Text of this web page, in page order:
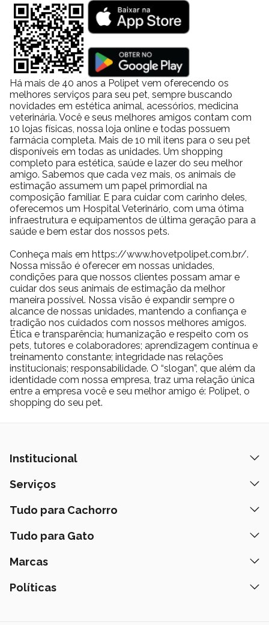
Há mais de 40 anos a Polipet vem oferecendo os
melhores serviços para seu pet, sempre buscando
novidades em estética animal, acessórios, medicina
veterinária. Você e seus melhores amigos contam com
10 lojas físicas, nossa loja online e todas possuem
farmácia completa. Mais de 10 mil itens para o seu pet
disponíveis em todas as unidades. Um shopping
completo para estética, saúde e lazer do seu melhor
amigo. Sabemos que cada vez mais, os animais de
estimação assumem um papel primordial na
composição familiar. E para cuidar com carinho deles,
oferecemos um Hospital Veterinário, com uma ótima
infraestrutura e equipamentos de última geração para a
saúde e bem estar dos nossos pets.
Conheça mais em https://www.hovetpolipet.com.br/.
Nossa missão é oferecer em nossas unidades,
condições para que nossos clientes possam amar e
cuidar dos seus animais de estimação da melhor
maneira possível. Nossa visão é expandir sempre o
alcance de nossas unidades, mantendo a confiança e
tradição nos cuidados com nossos melhores amigos.
Ética e transparência; humanização e respeito com os
pets, tutores e colaboradores; aprendizagem contínua e
treinamento constante; integridade nas relações
institucionais; responsabilidade. O “slogan”, que além da
identidade com nossa empresa, traz uma relação única
entre a empresa você e seu melhor amigo é: Polipet, o
shopping do seu pet.
Institucional
Quem Somos
Prazos de Entrega
Fale Conosco
Lista de Desejos
Serviços
Banho e Tosa
Peça pelo Delivery
Assinatura Polipet
Tudo para Cachorro
Ração
Coleiras
Tudo para Gato
Ração
Marcas
Nexgard
Políticas